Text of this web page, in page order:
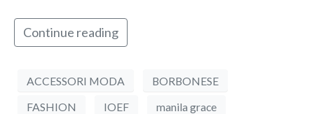
Continue reading
ACCESSORI MODA
BORBONESE
FASHION
IOEF
manila grace